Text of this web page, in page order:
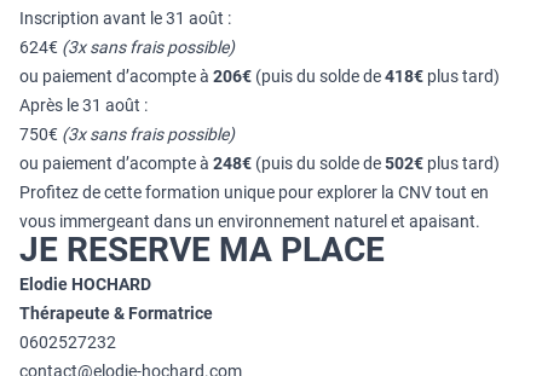
Inscription avant le 31 août :
624€ (3x sans frais possible)
ou paiement d’acompte à 206€ (puis du solde de418€ plus tard)
Après le 31 août :
750€ (3x sans frais possible)
ou paiement d’acompte à 248€ (puis du solde de502€ plus tard)
Profitez de cette formation unique pour explorer la CNV tout en
vous immergeant dans un environnement naturel et apaisant.
JE RESERVE MA PLACE
Elodie HOCHARD
Thérapeute & Formatrice
0602527232
contact@elodie-hochard.com